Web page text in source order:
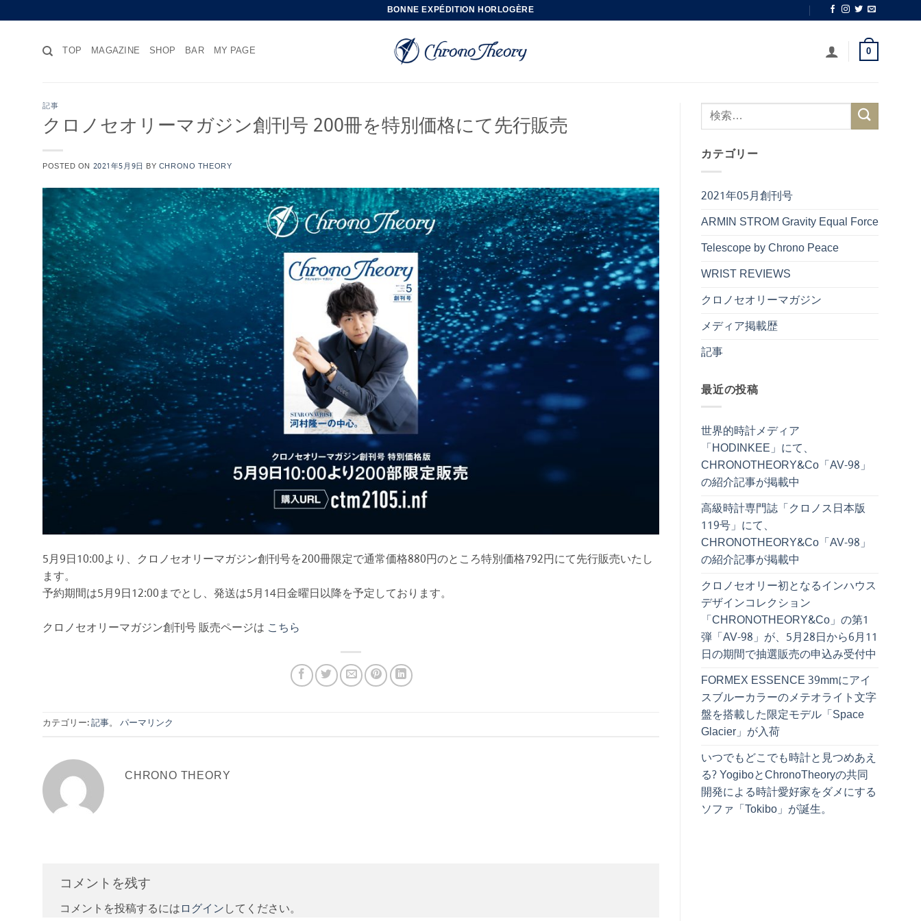
to
BONNE EXPÉDITION HORLOGÈRE
TOP MAGAZINE SHOP BAR MY PAGE 0
記事
クロノセオリーマガジン創刊号 200冊を特別価格にて先行販売
POSTED ON 2021年5月9日 BY CHRONO THEORY
5月9日10:00より、クロノセオリーマガジン創刊号を200冊限定で通常価格880円のところ特別価格792円にて先行販売いたし
ます。
予約期間は5月9日12:00までとし、発送は5月14日金曜日以降を予定しております。
クロノセオリーマガジン創刊号 販売ページは こちら
カテゴリー:記事。 パーマリンク
CHRONO THEORY
コメントを残す
コメントを投稿するにはログインしてください。
カテゴリー
2021年05月創刊号
ARMIN STROM Gravity Equal Force
Telescope by Chrono Peace
WRIST REVIEWS
クロノセオリーマガジン
メディア掲載歴
記事
最近の投稿
世界的時計メディア
「HODINKEE」にて、
CHRONOTHEORY&Co「AV-98」
の紹介記事が掲載中
高級時計専門誌「クロノス日本版
119号」にて、
CHRONOTHEORY&Co「AV-98」
の紹介記事が掲載中
クロノセオリー初となるインハウス
デザインコレクション
「CHRONOTHEORY&Co」の第1
弾「AV-98」が、5月28日から6月11
日の期間で抽選販売の申込み受付中
FORMEX ESSENCE 39mmにアイ
スブルーカラーのメテオライト文字
盤を搭載した限定モデル「Space
Glacier」が入荷
いつでもどこでも時計と見つめあえ
る? YogiboとChronoTheoryの共同
開発による時計愛好家をダメにする
ソファ「Tokibo」が誕生。